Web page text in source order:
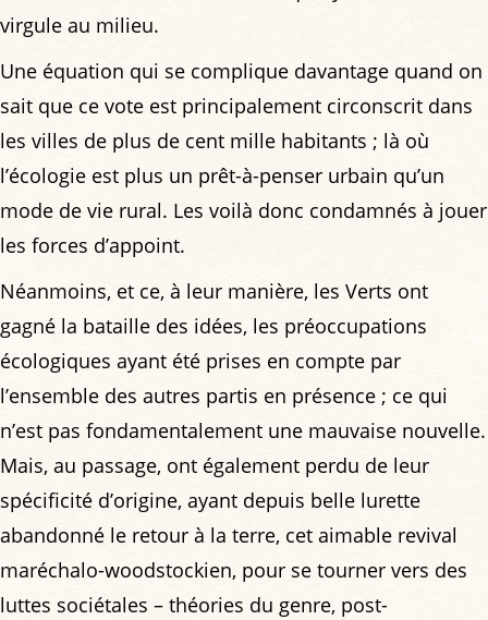
virgule au milieu.
Une équation qui se complique davantage quand on
sait que ce vote est principalement circonscrit dans
les villes de plus de cent mille habitants ; là où
l’écologie est plus un prêt-à-penser urbain qu’un
mode de vie rural. Les voilà donc condamnés à jouer
les forces d’appoint.
Néanmoins, et ce, à leur manière, les Verts ont
gagné la bataille des idées, les préoccupations
écologiques ayant été prises en compte par
l’ensemble des autres partis en présence ; ce qui
n’est pas fondamentalement une mauvaise nouvelle.
Mais, au passage, ont également perdu de leur
spécificité d’origine, ayant depuis belle lurette
abandonné le retour à la terre, cet aimable revival
maréchalo-woodstockien, pour se tourner vers des
luttes sociétales – théories du genre, post-